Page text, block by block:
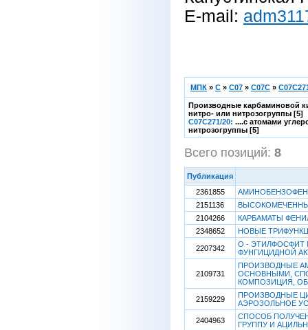
E-mail:
МПК » C » C07 » C07C »
Производные карбаминовой
нитро- или нитрозогруппы [5]
C07C271/20: ....с атомами
нитрозогруппы [5]
Всего позиций: 8
Публикация
2361855
2151136
2104266
КАРБАМАТЫ
2348652
НОВЫЕ
2207342
О - ЭТИЛФОСФИТ
ФУНГИЦИДНОЙ
2109731
ПРОИЗВОДНЫЕ
ОСНОВНЫМИ,
КОМПОЗИЦИЯ,
2159229
ПРОИЗВОДНЫЕ
АЭРОЗОЛЬНОЕ
2404963
СПОСОБ
ГРУППУ И